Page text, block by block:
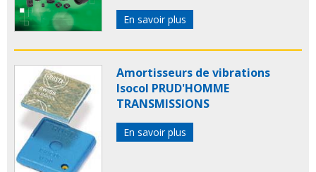
En savoir plus
Amortisseurs de vibrations
Isocol PRUD'HOMME
TRANSMISSIONS
En savoir plus